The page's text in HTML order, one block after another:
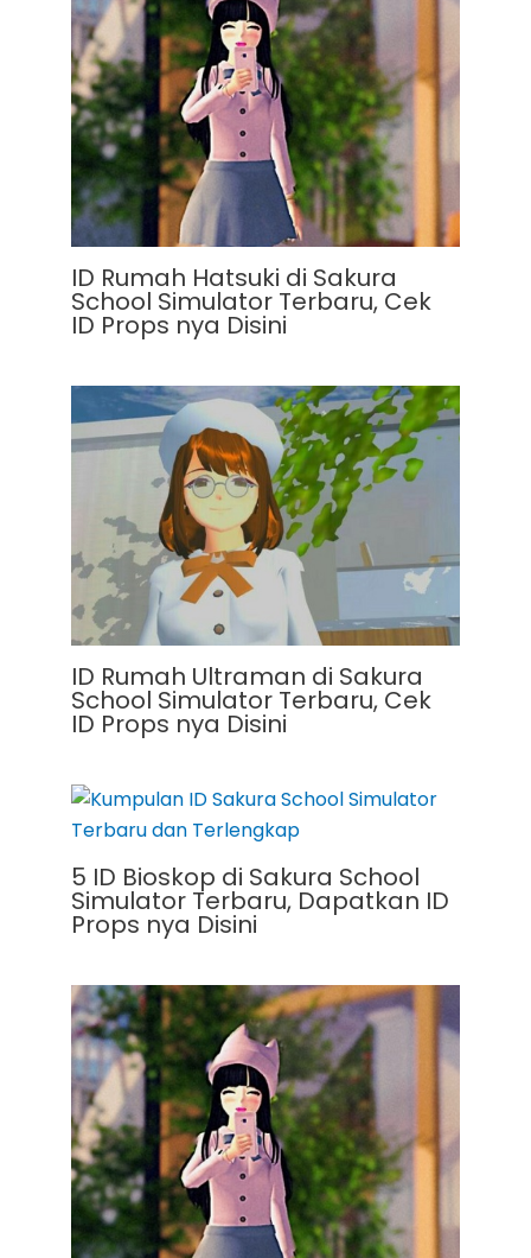
ID Rumah Hatsuki di Sakura
School Simulator Terbaru, Cek
ID Props nya Disini
ID Rumah Ultraman di Sakura
School Simulator Terbaru, Cek
ID Props nya Disini
5 ID Bioskop di Sakura School
Simulator Terbaru, Dapatkan ID
Props nya Disini